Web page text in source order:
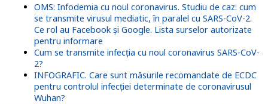
OMS: Infodemia cu noul coronavirus. Studiu de caz: cum
se transmite virusul mediatic, în paralel cu SARS-CoV-2.
Ce rol au Facebook și Google. Lista surselor autorizate
pentru informare
Cum se transmite infecția cu noul coronavirus SARS-CoV-
2?
INFOGRAFIC. Care sunt măsurile recomandate de ECDC
pentru controlul infecției determinate de coronavirusul
Wuhan?